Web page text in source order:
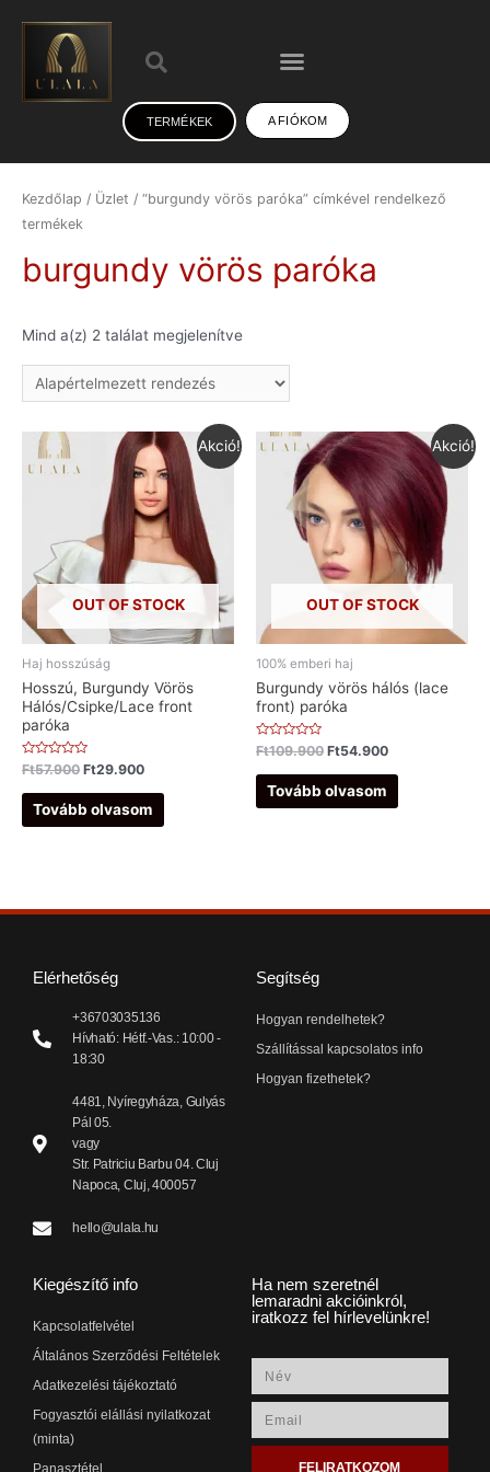
TERMÉKEK A FIÓKOM
Kezdőlap / Üzlet / “burgundy vörös paróka” címkével rendelkező
termékek
burgundy vörös paróka
Mind a(z) 2 találat megjelenítve
Akció!
OUT OF STOCK
Haj hosszúság
Hosszú, Burgundy Vörös
Hálós/Csipke/Lace front
paróka
Értékelés:
0
/
Ft57.900 Ft29.900
Tovább olvasom
Akció!
OUT OF STOCK
100% emberi haj
Burgundy vörös hálós (lace
front) paróka
Értékelés:
0
/
Ft109.900 Ft54.900
Tovább olvasom
Elérhetőség
+36703035136
Hívható: Hétf.-Vas.: 10:00 -
18:30
4481, Nyíregyháza, Gulyás
Pál 05.
vagy
Str. Patriciu Barbu 04. Cluj
Napoca, Cluj, 400057
hello@ulala.hu
Segítség
Hogyan rendelhetek?
Szállítással kapcsolatos info
Hogyan fizethetek?
Kiegészítő info
Kapcsolatfelvétel
Általános Szerződési Feltételek
Adatkezelési tájékoztató
Fogyasztói elállási nyilatkozat
(minta)
Panasztétel
Ha nem szeretnél
lemaradni akcióinkról,
iratkozz fel hírlevelünkre!
FELIRATKOZOM